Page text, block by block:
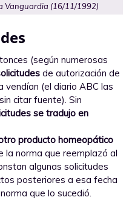
Vanguardia (16/11/1992)
(según numerosas
de autorización de
(el diario ABC las
sin citar fuente). Sin
se tradujo en
producto homeopático
norma que reemplazó al
algunas solicitudes
posteriores a esa fecha
que lo sucedió.